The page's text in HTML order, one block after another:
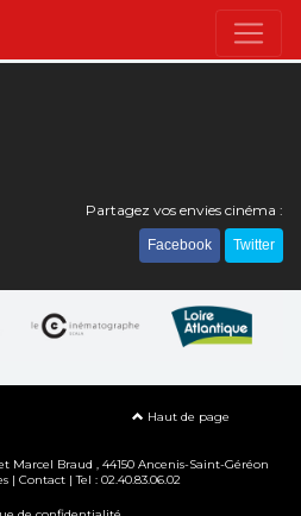
Partagez vos envies cinéma :
Facebook Twitter
Haut de page
Marcel Braud , 44150 Ancenis-Saint-Géréon
| Contact | Tel : 02.40.83.06.02